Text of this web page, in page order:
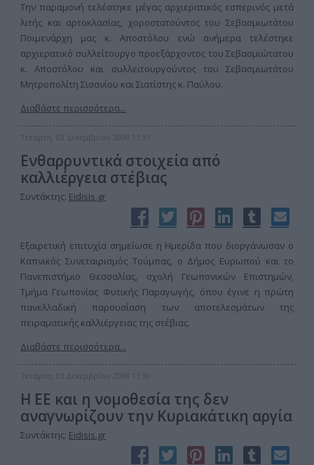
Την παραμονή τελέστηκε μέγας αρχιερατικός εσπερινός μετά
λιτής και αρτοκλασίας, χοροστατούντος του Σεβασμιωτάτου
Ποιμενάρχη μας κ. Αποστόλου ενώ ανήμερα τελέστηκε
αρχιερατικό συλλείτουργο προεξάρχοντος του Σεβασμιώτατου
κ. Αποστόλου και συλλειτουργούντος του Σεβασμιωτάτου
Μητροπολίτη Σισανίου και Σιατίστης κ. Παύλου.
Διαβάστε περισσότερα...
Τετάρτη, 03 Δεκεμβρίου 2008 11:31
Ενθαρρυντικά στοιχεία από
καλλιέργεια στέβιας
Συντάκτης: Eidisis.gr
Εξαιρετική επιτυχία σημείωσε η Ημερίδα που διοργάνωσαν ο
Καπνικός Συνεταιρισμός Τούμπας, ο Δήμος Ευρωπού και το
Πανεπιστήμιο Θεσσαλίας, σχολή Γεωπονικών Επιστημών,
Τμήμα Γεωπονίας Φυτικής Παραγωγής, όπου έγινε η πρώτη
πανελλαδική παρουσίαση των αποτελεσμάτων της
πειραματικής καλλιέργειας της στέβιας.
Διαβάστε περισσότερα...
Τετάρτη, 03 Δεκεμβρίου 2008 11:30
Η ΕΕ και η νομοθεσία της δεν
αναγνωρίζουν την Κυριακάτικη αργία
Συντάκτης: Eidisis.gr